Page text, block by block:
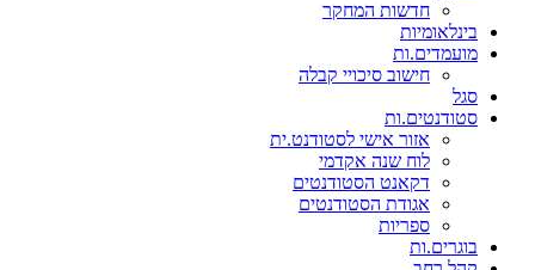
חדשות המחקר
בינלאומיות
מועמדים.ות
חישוב סיכויי קבלה
סגל
סטודנטים.ות
אזור אישי לסטודנט.ית
לוח שנה אקדמי
דקאנט הסטודנטים
אגודת הסטודנטים
ספריות
בוגרים.ות